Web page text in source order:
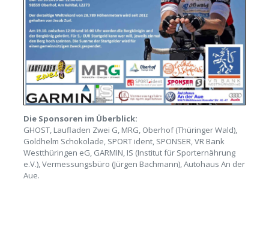
Die Sponsoren im Überblick:
GHOST, Laufladen Zwei G MRG , Oberhof (Thüringer Wald),
Goldhelm Schokolade SPORT ident SPONSER VR Bank
Westthüringen eG GARMIN IS (Institut für Sporternährung
e.V.) Vermessungsbüro (Jürgen Bachmann) Autohaus An der
Aue.